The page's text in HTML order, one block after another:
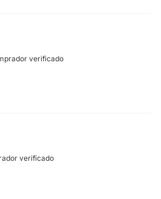
verificado
verificado